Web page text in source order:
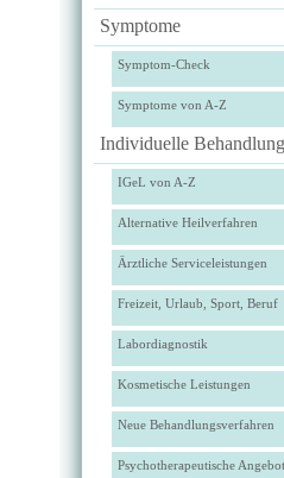
Symptome
Symptom-Check
Symptome von A-Z
Individuelle Behandlung
IGeL von A-Z
Alternative Heilverfahren
Ärztliche Serviceleistungen
Freizeit, Urlaub, Sport, Beruf
Labordiagnostik
Kosmetische Leistungen
Neue Behandlungsverfahren
Psychotherapeutische